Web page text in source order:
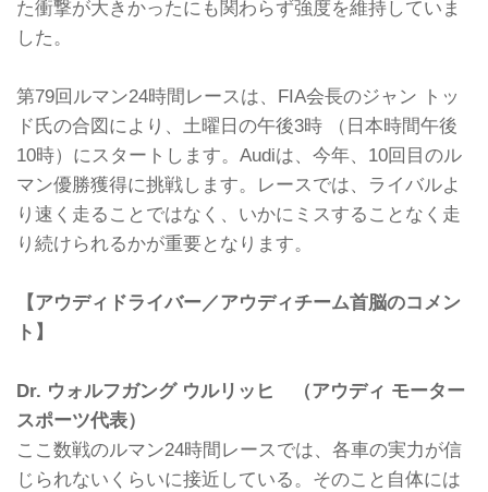
た衝撃が大きかったにも関わらず強度を維持していま
した。
第79回ルマン24時間レースは、FIA会長のジャン トッ
ド氏の合図により、土曜日の午後3時 （日本時間午後
10時）にスタートします。Audiは、今年、10回目のル
マン優勝獲得に挑戦します。レースでは、ライバルよ
り速く走ることではなく、いかにミスすることなく走
り続けられるかが重要となります。
【アウディドライバー／アウディチーム首脳のコメン
ト】
Dr. ウォルフガング ウルリッヒ （アウディ モーター
スポーツ代表）
ここ数戦のルマン24時間レースでは、各車の実力が信
じられないくらいに接近している。そのこと自体には